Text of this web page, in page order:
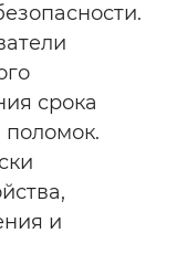
срока
и